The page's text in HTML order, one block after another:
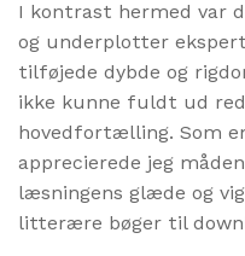
I kontrast hermed var
og underplotter
tilføjede dybde og
ikke kunne fuldt ud
hovedfortælling. Som
apprecierede jeg
læsningens glæde og
litterære bøger til